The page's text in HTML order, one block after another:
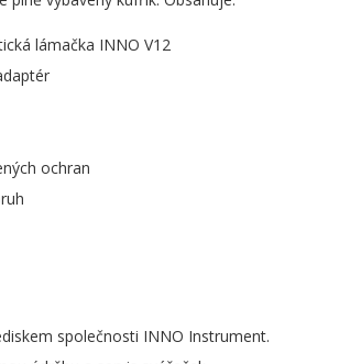
lámačka INNO V12
ochran
společnosti INNO Instrument.